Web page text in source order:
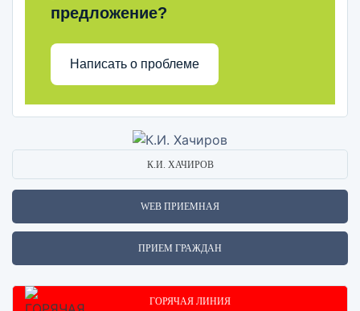
предложение?
Написать о проблеме
К.И. ХАЧИРОВ
WEB ПРИЕМНАЯ
ПРИЕМ ГРАЖДАН
ГОРЯЧАЯ ЛИНИЯ